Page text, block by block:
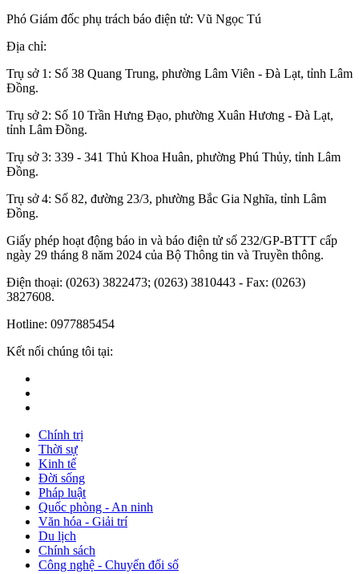
Phó Giám đốc phụ trách báo điện tử: Vũ Ngọc Tú
Địa chỉ:
Trụ sở 1: Số 38 Quang Trung, phường Lâm Viên - Đà Lạt, tỉnh Lâm
Đồng.
Trụ sở 2: Số 10 Trần Hưng Đạo, phường Xuân Hương - Đà Lạt,
tỉnh Lâm Đồng.
Trụ sở 3: 339 - 341 Thủ Khoa Huân, phường Phú Thủy, tỉnh Lâm
Đồng.
Trụ sở 4: Số 82, đường 23/3, phường Bắc Gia Nghĩa, tỉnh Lâm
Đồng.
Giấy phép hoạt động báo in và báo điện tử số 232/GP-BTTT cấp
ngày 29 tháng 8 năm 2024 của Bộ Thông tin và Truyền thông.
Điện thoại: (0263) 3822473; (0263) 3810443 - Fax: (0263)
3827608.
Hotline: 0977885454
Kết nối chúng tôi tại:
Chính trị
Thời sự
Kinh tế
Đời sống
Pháp luật
Quốc phòng - An ninh
Văn hóa - Giải trí
Du lịch
Chính sách
Công nghệ - Chuyển đổi số